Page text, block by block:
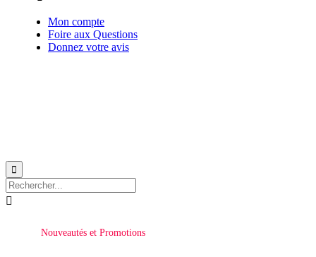
Mon compte
Foire aux Questions
Donnez votre avis


Nouveautés et Promotions